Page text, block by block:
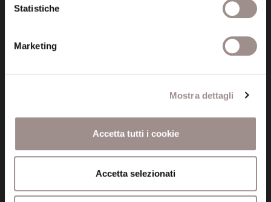
Statistiche
Marketing
Mostra dettagli
Accetta tutti i cookie
Accetta selezionati
P.I. 00641060363
tel. 059.421211
info@fondazionesancarlo.it
Posta certificata (PEC)
fondazionecollegiosancarlo@legalmail.it